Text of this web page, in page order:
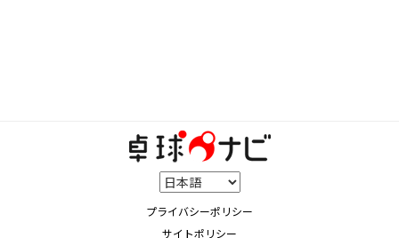
プライバシーポリシー
サイトポリシー